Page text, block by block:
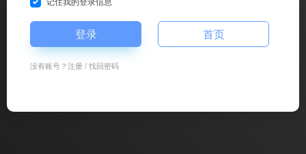
登录 首页
没有账号？注册/找回密码